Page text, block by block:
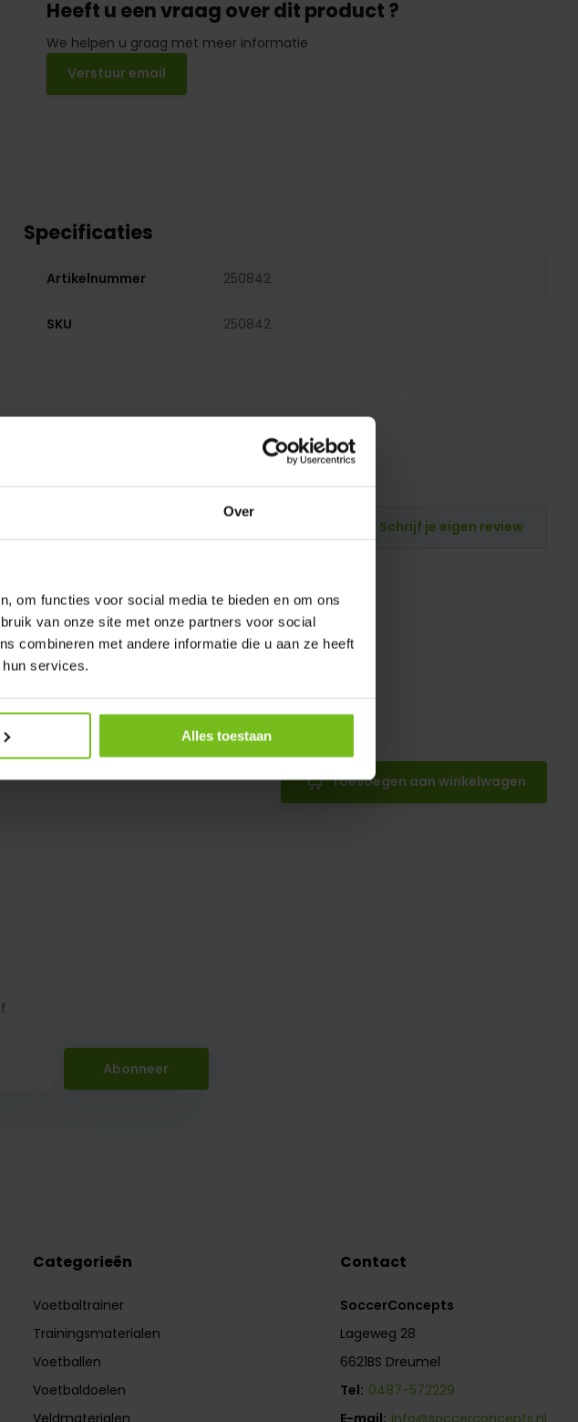
Over
om functies voor social media te bieden en om ons
van onze site met onze partners voor social
combineren met andere informatie die u aan ze heeft
services.
Alles toestaan
Heeft u een vraag over dit product ?
We helpen u graag met meer informatie
Verstuur email
Specificaties
Artikelnummer 250842
SKU 250842
Schrijf je eigen review
Toevoegen aan winkelwagen
Abonneer
Categorieën
Voetbaltrainer
Trainingsmaterialen
Voetballen
Voetbaldoelen
Veldmaterialen
Contact
SoccerConcepts
Lageweg 28
6621BS Dreumel
Tel: 0487-572229
E-mail: info@soccerconcepts.nl